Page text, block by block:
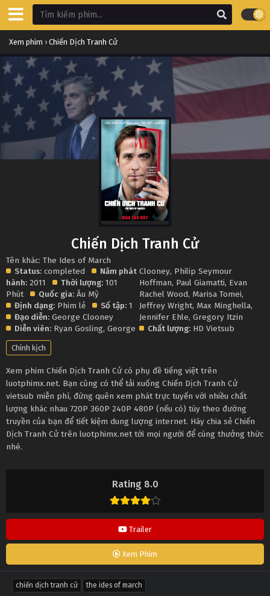
Xem phim › Chiến Dịch Tranh Cử
Rating 8.0
Trailer
Xem Phim
Chiến Dịch Tranh Cử
Tên khác: The Ides of March
Status: completed
Năm phát
hành: 2011 Thời lượng: 101
Phút
Quốc gia: Âu Mỹ
Định dạng: Phim lẻ Số tập: 1
Đạo diễn: George Clooney
Diễn viên: Ryan Gosling, George
Clooney, Philip Seymour
Hoffman, Paul Giamatti, Evan
Rachel Wood, Marisa Tomei,
Jeffrey Wright, Max Minghella,
Jennifer Ehle,Gregory Itzin
Chất lượng: HD Vietsub
Chính kịch
Xem phim Chiến Dịch Tranh Cử có phụ đề tiếng việt trên
luotphimx.net. Bạn cũng có thể tải xuống Chiến Dịch Tranh Cử
vietsub miễn phí, đừng quên xem phát trực tuyến với nhiều chất
lượng khác nhau 720P 360P 240P 480P (nếu có) tùy theo đường
truyền của bạn để tiết kiệm dung lượng internet. Hãy chia sẻ Chiến
Dịch Tranh Cử trên luotphimx.net tới mọi người để cùng thưởng thức
nhé.
chiến dịch tranh cử the ides of march